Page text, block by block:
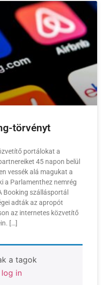
törvényt
portálokat a
45 napon belül
vessék alá magukat a
a Parlamenthez nemrég
szállásportál
adták az apropót
az internetes közvetítő
[…]
a tagok
log in